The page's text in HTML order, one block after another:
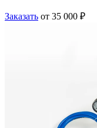
Заказать от 35 000 ₽